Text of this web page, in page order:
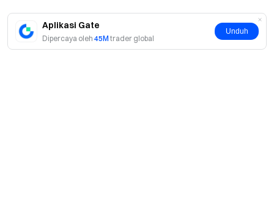
Aplikasi Gate
Dipercaya oleh 45M trader global
Unduh